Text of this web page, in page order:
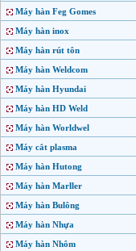
Máy hàn Feg Gomes
Máy hàn inox
Máy hàn rút tôn
Máy hàn Weldcom
Máy hàn Hyundai
Máy hàn HD Weld
Máy hàn Worldwel
Máy cắt plasma
Máy hàn Hutong
Máy hàn Marller
Máy hàn Bulông
Máy hàn Nhựa
Máy hàn Nhôm